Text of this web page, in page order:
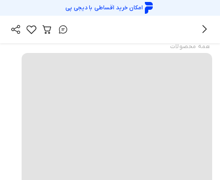
امکان خرید اقساطی بادیجی پی
همه محصولات